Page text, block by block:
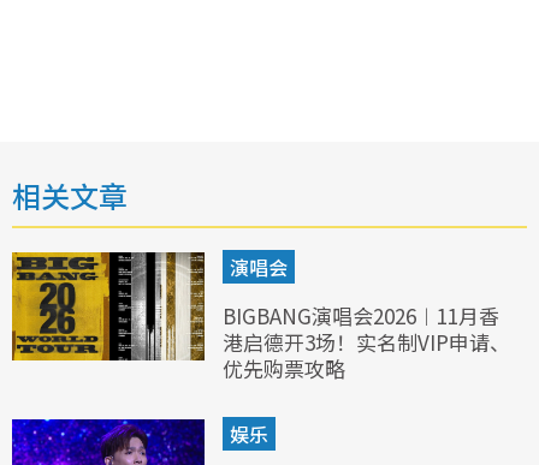
相关文章
演唱会
BIGBANG演唱会2026︱11月香
港启德开3场！实名制VIP申请、
优先购票攻略
娱乐